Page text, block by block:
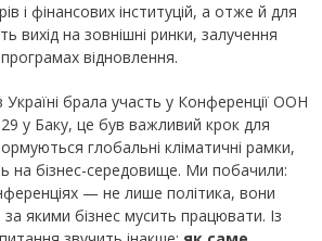
і фінансових інституцій, а отже й для
вихід на зовнішні ринки, залучення
відновлення.
брала участь у Конференції ООН
у Баку, це був важливий крок для
глобальні кліматичні рамки,
на бізнес-середовище. Ми побачили:
— не лише політика, вони
якими бізнес мусить працювати. Із